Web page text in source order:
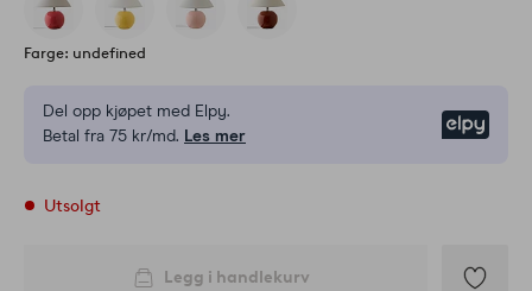
Farge: undefined
Del opp kjøpet med Elpy.
Betal fra 75 kr/md. Les mer
Utsolgt
Legg i handlekurv